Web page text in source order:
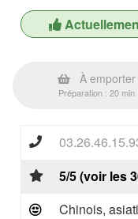
À emporter
Préparation : 20 min
5/5 (voir les
Chinois,